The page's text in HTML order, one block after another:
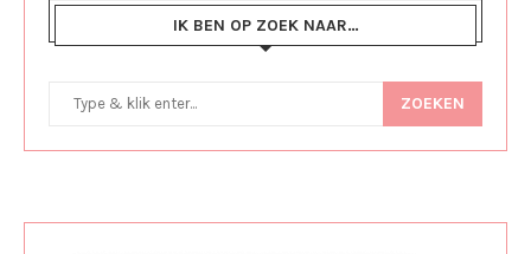
IK BEN OP ZOEK NAAR…
ZOEKEN